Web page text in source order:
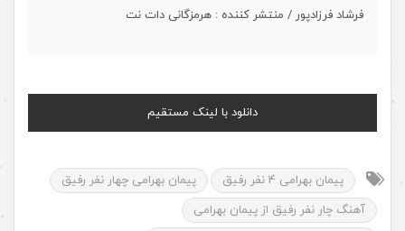
فرشاد فرزادپور / منتشر کننده : هرمزگانی دات نت
دانلود با لینک مستقیم
پیمان بهرامی 4 نفر رفیق
پیمان بهرامی چهار نفر رفیق
آهنگ چار نفر رفیق از پیمان بهرامی